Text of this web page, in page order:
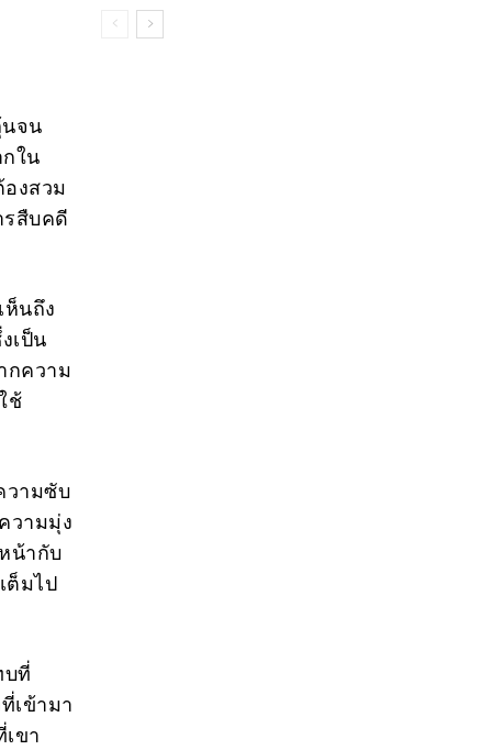
จน
ใน
งสวม
สืบคดี
ห็นถึง
เป็น
กความ
ช้
วามซับ
วามมุ่ง
น้ากับ
ต็มไป
ที่
เข้ามา
ขา